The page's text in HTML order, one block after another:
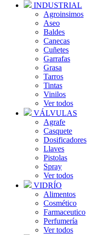
INDUSTRIAL
Agroinsimos
Aseo
Baldes
Canecas
Cuñetes
Garrafas
Grasa
Tarros
Tintas
Vinilos
Ver todos
VÁLVULAS
Agrafe
Casquete
Dosificadores
Llaves
Pistolas
Spray
Ver todos
VIDRÍO
Alimentos
Cosmético
Farmaceutico
Perfumería
Ver todos